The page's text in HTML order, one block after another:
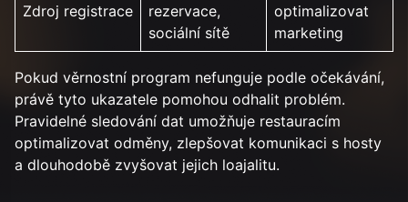
Zdroj registrace
rezervace,
sociální sítě
optimalizovat
marketing
Pokud věrnostní program nefunguje podle očekávání,
právě tyto ukazatele pomohou odhalit problém.
Pravidelné sledování dat umožňuje restauracím
optimalizovat odměny, zlepšovat komunikaci s hosty
a dlouhodobě zvyšovat jejich loajalitu.